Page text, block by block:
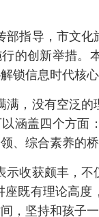
部指导，市文
的创新举措。
信息时代核心
满，没有空泛
涵盖四个方面
、综合素养的
示收获颇丰，
座既有理论高
，坚持和孩子一